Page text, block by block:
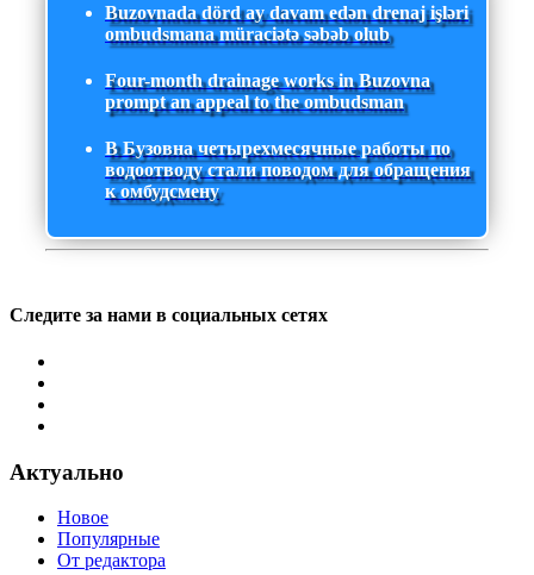
Buzovnada dörd ay davam edən drenaj işləri
ombudsmana müraciətə səbəb olub
Four-month drainage works in Buzovna
prompt an appeal to the ombudsman
В Бузовна четырехмесячные работы по
водоотводу стали поводом для обращения
к омбудсмену
Следите за нами в социальных сетях
Актуально
Новое
Популярные
От редактора